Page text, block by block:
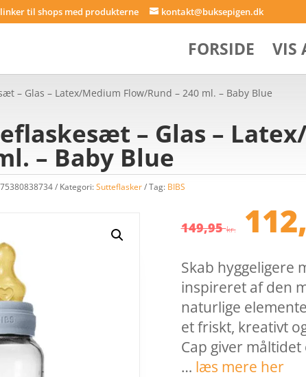
til shops med produkterne kontakt@buksepigen.dk
FORSIDE VIS
– Glas – Latex/Medium Flow/Rund – 240 ml. – Baby Blue
– Glas –
– Baby Blue
Kategori:Sutteflasker Tag: BIBS
149,95kr. Den
pris
var:
Skab hyggeligere
inspireret af den
naturlige
et friskt, kreativt
Cap giver
… læs mere her